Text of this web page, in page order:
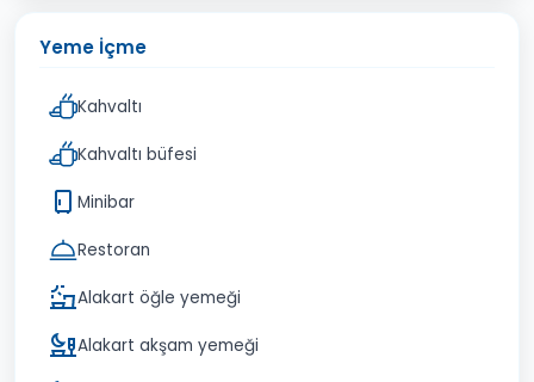
Yeme İçme
Kahvaltı
Kahvaltı büfesi
Minibar
Restoran
Alakart öğle yemeği
Alakart akşam yemeği